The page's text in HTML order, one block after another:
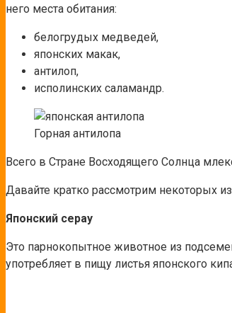
него места обитания:
белогрудых медведей,
японских макак,
антилоп,
исполинских саламандр.
Горная антилопа
Всего в Стране Восходящего Солнца
Давайте кратко рассмотрим некоторых
Японский серау
Это парнокопытное животное из
употребляет в пищу листья японского